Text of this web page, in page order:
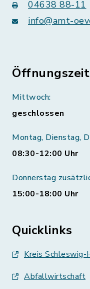
04638 88-11
info@amt-
Mittwoch:
geschlossen
Montag, Dienstag,
08:30-12:00 Uhr
Donnerstag
15:00-18:00 Uhr
Quicklinks
Kreis
Abfallwirtschaft